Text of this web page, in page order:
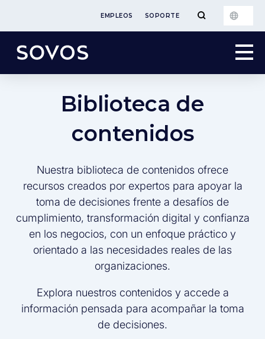
EMPLEOS SOPORTE
Biblioteca de
contenidos
Nuestra biblioteca de contenidos ofrece
recursos creados por expertos para apoyar la
toma de decisiones frente a desafíos de
cumplimiento, transformación digital y confianza
en los negocios, con un enfoque práctico y
orientado a las necesidades reales de las
organizaciones.
Explora nuestros contenidos y accede a
información pensada para acompañar la toma
de decisiones.